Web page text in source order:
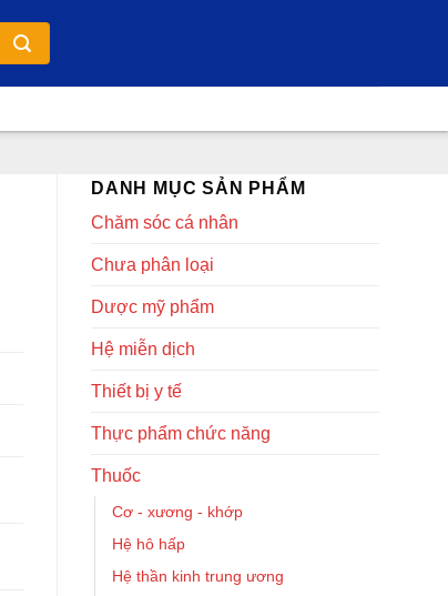
DANH MỤC SẢN PHẨM
Chăm sóc cá nhân
Chưa phân loại
Dược mỹ phẩm
Hệ miễn dịch
Thiết bị y tế
Thực phẩm chức năng
Thuốc
Cơ - xương - khớp
Hệ hô hấp
Hệ thần kinh trung ương